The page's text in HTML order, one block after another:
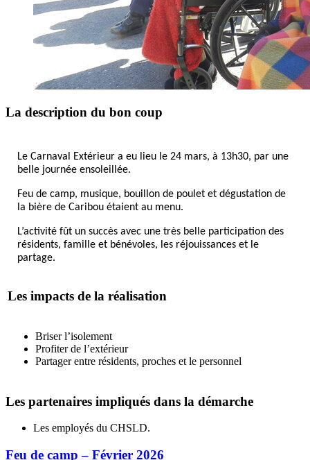
La description du bon coup
Le Carnaval Extérieur a eu lieu le 24 mars, à 13h30, par une
belle journée ensoleillée.
Feu de camp, musique, bouillon de poulet et dégustation de
la bière de Caribou étaient au menu.
L’activité fût un succès avec une très belle participation des
résidents, famille et bénévoles, les réjouissances et le
partage.
Les impacts de la réalisation
Briser l’isolement
Profiter de l’extérieur
Partager entre résidents, proches et le personnel
Les partenaires impliqués dans la démarche
Les employés du CHSLD.
Feu de camp – Février 2026